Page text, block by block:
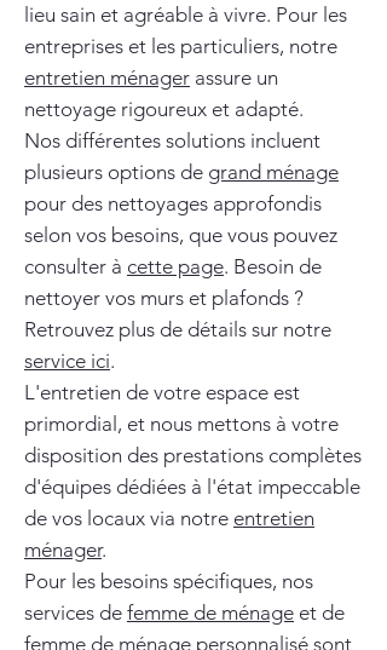
lieu sain et agréable à vivre. Pour les
entreprises et les particuliers, notre
entretien ménager assure un
nettoyage rigoureux et adapté.
Nos différentes solutions incluent
plusieurs options de grand ménage
pour des nettoyages approfondis
selon vos besoins, que vous pouvez
consulter à cette page. Besoin de
nettoyer vos murs et plafonds ?
Retrouvez plus de détails sur notre
service ici.
L'entretien de votre espace est
primordial, et nous mettons à votre
disposition des prestations complètes
d'équipes dédiées à l'état impeccable
de vos locaux via notre entretien
ménager.
Pour les besoins spécifiques, nos
services de femme de ménage et de
femme de ménage personnalisé sont